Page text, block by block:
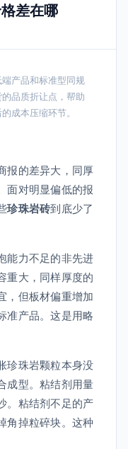
差在哪
产品和标准型同规
品质折让点，帮助
成本压缩环节。
报的差异大，同厚
面对明显偏低的报
珍珠岩砖到底少了
能力不足的非先进
重大，同样厚度的
，但板材偏重增加
准产品。这是用略
珍珠岩颗粒本身没
成型。粘结剂用量
。粘结剂不足的产
角掉粒碎块。这种